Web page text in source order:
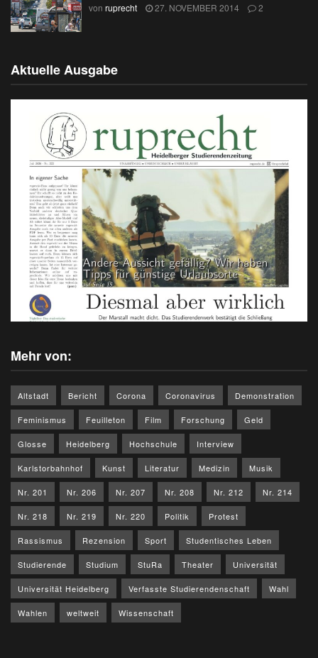
von ruprecht 27. NOVEMBER 2014 2
Aktuelle Ausgabe
Mehr von:
Altstadt Bericht Corona Coronavirus Demonstration
Feminismus Feuilleton Film Forschung Geld
Glosse Heidelberg Hochschule Interview
Karlstorbahnhof Kunst Literatur Medizin Musik
Nr. 201 Nr. 206 Nr. 207 Nr. 208 Nr. 212 Nr. 214
Nr. 218 Nr. 219 Nr. 220 Politik Protest
Rassismus Rezension Sport Studentisches Leben
Studierende Studium StuRa Theater Universität
Universität Heidelberg Verfasste Studierendenschaft Wahl
Wahlen weltweit Wissenschaft